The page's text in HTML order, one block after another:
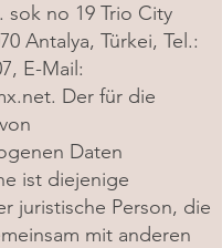
sok no 19 Trio City
Antalya, Türkei, Tel.:
, E-Mail:
. Der für die
Daten
ist diejenige
juristische Person, die
mit anderen